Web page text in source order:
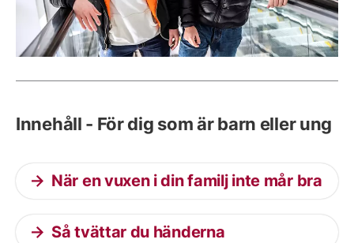
Innehåll - För dig som är barn eller ung
När en vuxen i din familj inte mår bra
Så tvättar du händerna